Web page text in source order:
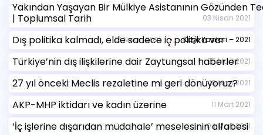
Yakından Yaşayan Bir Mülkiye Asistanının Gözünden
| Toplumsal Tarih
03 Nisan 2021
Dış politika kalmadı, elde sadece iç politika var
01 Nisan 2021 Köşe Yazıları – 2021
Türkiye’nin dış ilişkilerine dair Zaytungsal haberler
25 Mart 2021
27 yıl önceki Meclis rezaletine mi geri dönüyoruz?
18 Mart 2021
AKP-MHP iktidarı ve kadın üzerine 11 Mart 2021
‘İç işlerine dışarıdan müdahale’ meselesinin alfabesi
04 Mart 2021